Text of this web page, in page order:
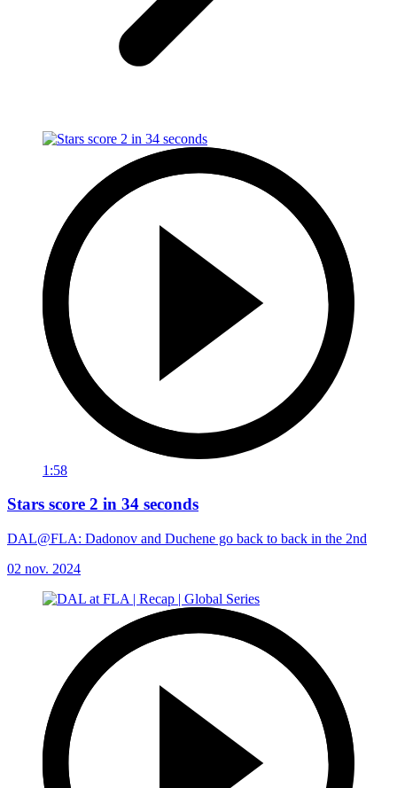
1:58
Stars score 2 in 34 seconds
DAL@FLA: Dadonov and Duchene go back to back in the 2nd
02 nov. 2024